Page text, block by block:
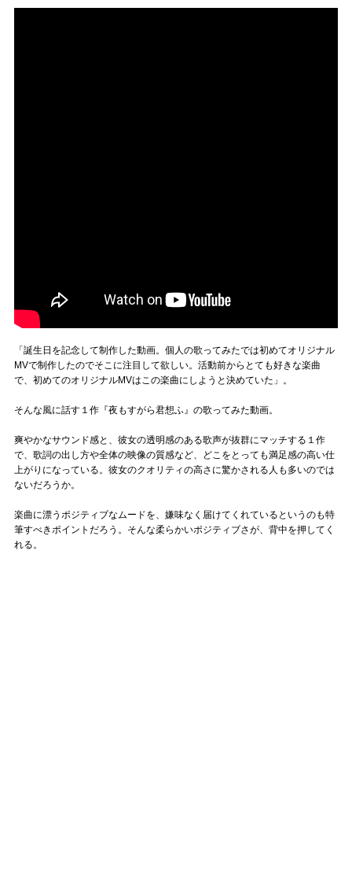
「誕生日を記念して制作した動画。個人の歌ってみたでは初めてオリジナル
MVで制作したのでそこに注目して欲しい。活動前からとても好きな楽曲
で、初めてのオリジナルMVはこの楽曲にしようと決めていた」。
そんな風に話す１作『夜もすがら君想ふ』の歌ってみた動画。
爽やかなサウンド感と、彼女の透明感のある歌声が抜群にマッチする１作
で、歌詞の出し方や全体の映像の質感など、どこをとっても満足感の高い仕
上がりになっている。彼女のクオリティの高さに驚かされる人も多いのでは
ないだろうか。
楽曲に漂うポジティブなムードを、嫌味なく届けてくれているというのも特
筆すべきポイントだろう。そんな柔らかいポジティブさが、背中を押してく
れる。